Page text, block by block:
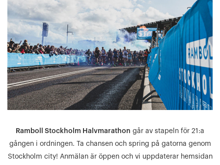
Ramboll Stockholm Halvmarathon går av stapeln för 21:a
gången i ordningen. Ta chansen och spring på gatorna genom
Stockholm city! Anmälan är öppen och vi uppdaterar hemsidan